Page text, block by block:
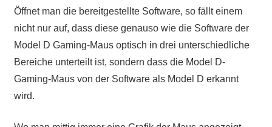
Öffnet man die bereitgestellte Software, so fällt einem
nicht nur auf, dass diese genauso wie die Software der
Model D Gaming-Maus optisch in drei unterschiedliche
Bereiche unterteilt ist, sondern dass die Model D-
Gaming-Maus von der Software als Model D erkannt
wird.